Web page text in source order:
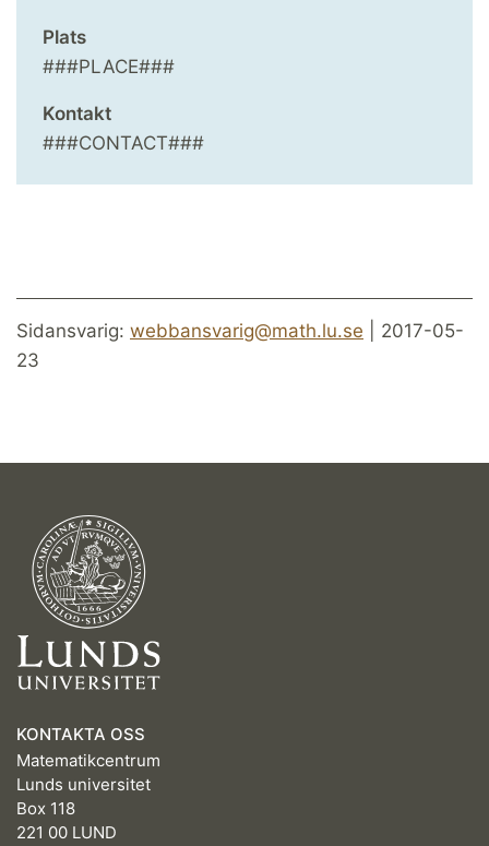
Plats
###PLACE###
Kontakt
###CONTACT###
Sidansvarig: webbansvarig@math.lu.se | 2017-05-
23
KONTAKTA OSS
Matematikcentrum
Lunds universitet
Box 118
221 00 LUND